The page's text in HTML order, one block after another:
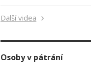
Další videa
Osoby v pátrání